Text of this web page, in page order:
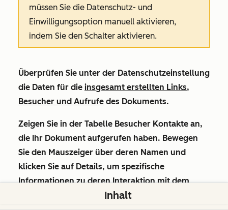
müssen Sie die Datenschutz- und
Einwilligungsoption manuell aktivieren,
indem Sie den Schalter aktivieren.
Überprüfen Sie unter der Datenschutzeinstellung
die Daten für die insgesamt erstellten Links,
Besucher und Aufrufe des Dokuments.
Zeigen Sie in der Tabelle Besucher Kontakte an,
die Ihr Dokument aufgerufen haben. Bewegen
Sie den Mauszeiger über deren Namen und
klicken Sie auf Details, um spezifische
Informationen zu deren Interaktion mit dem
Dokument anzuzeigen.Inhalt